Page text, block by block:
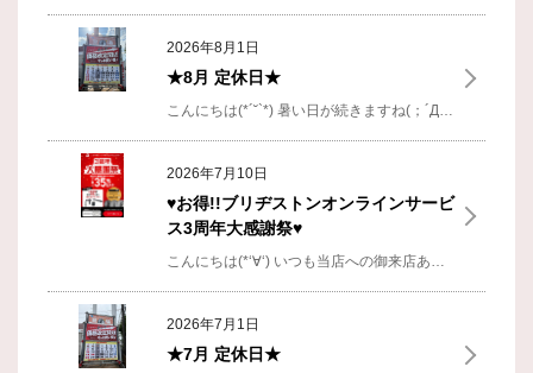
2026年8月1日
★8月 定休日★
こんにちは(*´˘`*) 暑い日が続きますね(；´Д`A体調崩されないようにしてください♡
2026年7月10日
♥お得!!ブリヂストンオンラインサービ
ス3周年大感謝祭♥
こんにちは(*‘∀‘) いつも当店への御来店ありがとうございます
2026年7月1日
★7月 定休日★